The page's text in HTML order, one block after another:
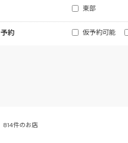
東部
予約 仮予約可能
814件のお店